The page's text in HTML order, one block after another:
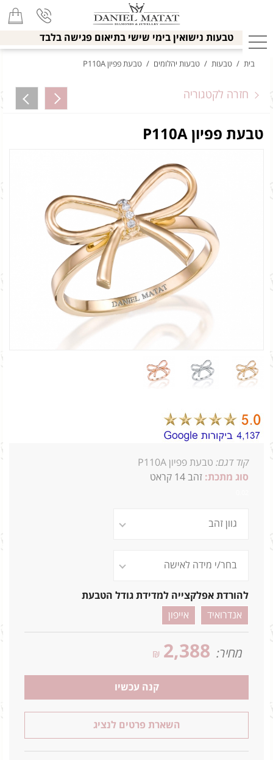
טבעות נישואין בימי שישי בתיאום פגישה בלבד
בית / טבעות / טבעות יהלומים / טבעת פפיון P110A
חזרה לקטגוריה
טבעת פפיון P110A
קוד דגם: טבעת פפיון P110A
סוג מתכת: זהב 14 קראט
להורדת אפלקצייה למדידת גודל הטבעת
אנדרואיד
אייפון
מחיר: 2,388
₪
קנה עכשיו
השארת פרטים לנציג